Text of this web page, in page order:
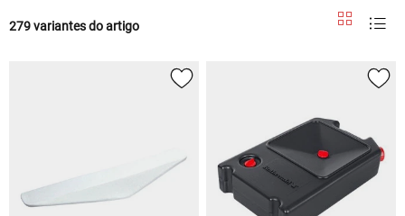
279 variantes do artigo